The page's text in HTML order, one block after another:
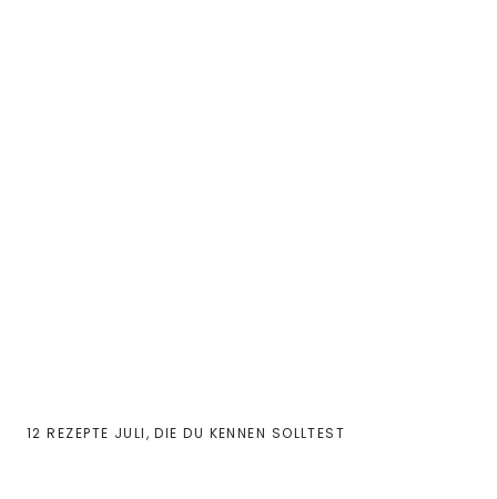
12 REZEPTE JULI, DIE DU KENNEN SOLLTEST